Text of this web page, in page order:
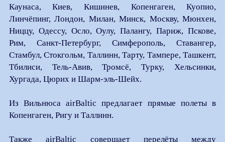
Каунаса, Киев, Кишинев, Копенгаген, Куопио,
Линчёпинг, Лондон, Милан, Минск, Москву, Мюнхен,
Ниццу, Одессу, Осло, Оулу, Палангу, Париж, Пскове,
Рим, Санкт-Петербург, Симферополь, Ставангер,
Стамбул, Стокгольм, Таллинн, Тарту, Тампере, Ташкент,
Тбилиси, Тель-Авив, Тромсё, Турку, Хельсинки,
Хургада, Цюрих и Шарм-эль-Шейх.
Из Вильнюса airBaltic предлагает прямые полеты в
Копенгаген, Ригу и Таллинн.
Также airBaltic совершает перелёты между